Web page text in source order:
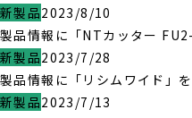
新製品2023/8/10
製品情報に「NTカッター
新製品2023/7/28
製品情報に「リシムワイド」を
新製品2023/7/13